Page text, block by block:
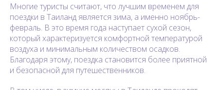
Многие туристы считают, что лучшим временем для
поездки в Таиланд является зима, а именно ноябрь-
февраль. В это время года наступает сухой сезон,
который характеризуется комфортной температурой
воздуха и минимальным количеством осадков.
Благодаря этому, поездка становится более приятной
и безопасной для путешественников.